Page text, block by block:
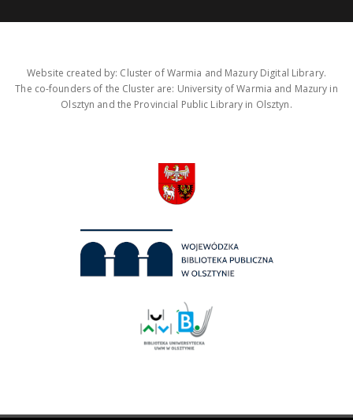
Website created by: Cluster of Warmia and Mazury Digital Library.
The co-founders of the Cluster are: University of Warmia and Mazury in
Olsztyn and the Provincial Public Library in Olsztyn.